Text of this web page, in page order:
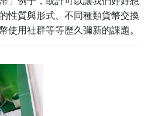
性質與形式、不同種類貨幣交換
使用社群等等歷久彌新的課題。